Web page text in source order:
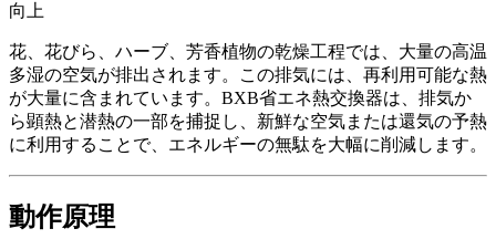
向上
花、花びら、ハーブ、芳香植物の乾燥工程では、大量の高温
多湿の空気が排出されます。この排気には、再利用可能な熱
が大量に含まれています。BXB省エネ熱交換器は、排気か
ら顕熱と潜熱の一部を捕捉し、新鮮な空気または還気の予熱
に利用することで、エネルギーの無駄を大幅に削減します。
動作原理